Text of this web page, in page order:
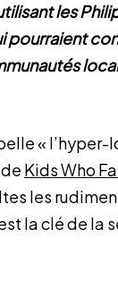
les
«
Kids Who
les
la clé de la